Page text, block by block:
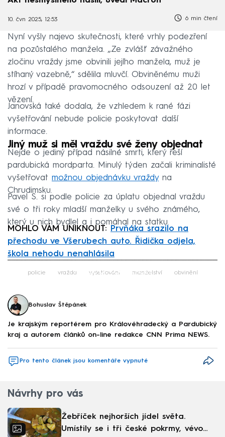
10. čvn 2025, 12:53 6 min čtení
Nyní vyšly najevo skutečnosti, které vrhly podezření
na pozůstalého manžela. „Ze zvlášť závažného
zločinu vraždy jsme obvinili jejího manžela, muž je
stíhaný vazebně,“ sdělila mluvčí. Obviněnému muži
hrozí v případě pravomocného odsouzení až 20 let
vězení.
Janovská také dodala, že vzhledem k rané fázi
vyšetřování nebude policie poskytovat další
informace.
Jiný muž si měl vraždu své ženy objednat
Nejde o jediný případ násilné smrti, který řeší
pardubická mordparta. Minulý týden začali kriminalisté
vyšetřovat možnou objednávku vraždyna
Chrudimsku.
Pavel S. si podle policie za úplatu objednal vraždu
své o tři roky mladší manželky u svého známého,
který u nich bydlel a i pomáhal na statku.
MOHLO VÁM UNIKNOUT:
Prvňáka srazilo na
přechodu ve Všerubech auto. Řidička odjela,
škola nehodu nenahlásila
Failed to fetch
policie vražda vyšetřování manželství obvinění
Bohuslav Štěpánek
Je krajským reportérem pro Královéhradecký a Pardubický
kraj a autorem článků on-line redakce CNN Prima NEWS.
Pro tento článek jsou komentáře vypnuté
Návrhy pro vás
Žebříček nejhorších jídel světa.
Umístily se i tři české pokrmy, vévodí